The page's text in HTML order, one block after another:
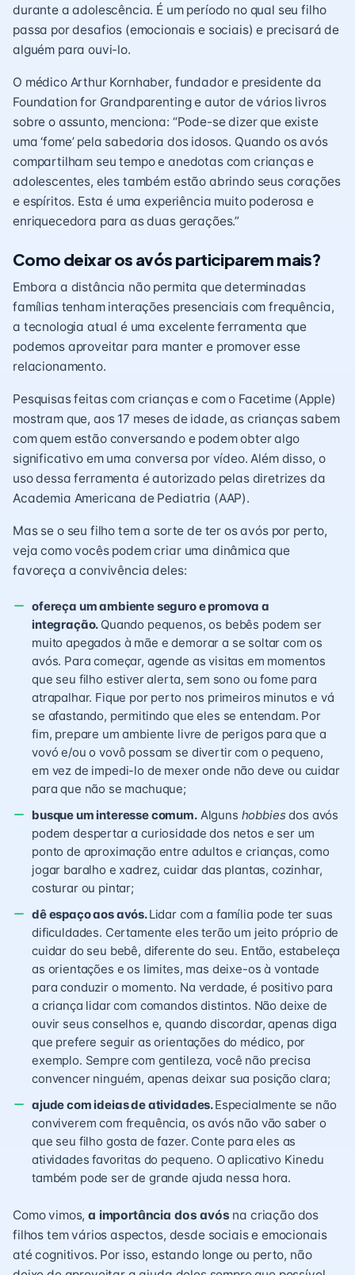
durante a adolescência. É um período no qual seu filho
passa por desafios (emocionais e sociais) e precisará de
alguém para ouvi-lo.
O médico Arthur Kornhaber, fundador e presidente da
Foundation for Grandparenting e autor de vários livros
sobre o assunto, menciona: “Pode-se dizer que existe
uma ‘fome’ pela sabedoria dos idosos. Quando os avós
compartilham seu tempo e anedotas com crianças e
adolescentes, eles também estão abrindo seus corações
e espíritos. Esta é uma experiência muito poderosa e
enriquecedora para as duas gerações.”
Como deixar os avós participarem mais?
Embora a distância não permita que determinadas
famílias tenham interações presenciais com frequência,
a tecnologia atual é uma excelente ferramenta que
podemos aproveitar para manter e promover esse
relacionamento.
Pesquisas feitas com crianças e com o Facetime (Apple)
mostram que, aos 17 meses de idade, as crianças sabem
com quem estão conversando e podem obter algo
significativo em uma conversa por vídeo. Além disso, o
uso dessa ferramenta é autorizado pelas diretrizes da
Academia Americana de Pediatria (AAP).
Mas se o seu filho tem a sorte de ter os avós por perto,
veja como vocês podem criar uma dinâmica que
favoreça a convivência deles:
ofereça um ambiente seguro e promova a
integração. Quando pequenos, os bebês podem ser
muito apegados à mãe e demorar a se soltar com os
avós. Para começar, agende as visitas em momentos
que seu filho estiver alerta, sem sono ou fome para
atrapalhar. Fique por perto nos primeiros minutos e vá
se afastando, permitindo que eles se entendam. Por
fim, prepare um ambiente livre de perigos para que a
vovó e/ou o vovô possam se divertir com o pequeno,
em vez de impedi-lo de mexer onde não deve ou cuidar
para que não se machuque;
busque um interesse comum.Alguns hobbies dos avós
podem despertar a curiosidade dos netos e ser um
ponto de aproximação entre adultos e crianças, como
jogar baralho e xadrez, cuidar das plantas, cozinhar,
costurar ou pintar;
dê espaço aos avós.Lidar com a família pode ter suas
dificuldades. Certamente eles terão um jeito próprio de
cuidar do seu bebê, diferente do seu. Então, estabeleça
as orientações e os limites, mas deixe-os à vontade
para conduzir o momento. Na verdade, é positivo para
a criança lidar com comandos distintos. Não deixe de
ouvir seus conselhos e, quando discordar, apenas diga
que prefere seguir as orientações do médico, por
exemplo. Sempre com gentileza, você não precisa
convencer ninguém, apenas deixar sua posição clara;
ajude com ideias de atividades.Especialmente se não
conviverem com frequência, os avós não vão saber o
que seu filho gosta de fazer. Conte para eles as
atividades favoritas do pequeno. O aplicativo Kinedu
também pode ser de grande ajuda nessa hora.
Como vimos,a importância dos avós na criação dos
filhos tem vários aspectos, desde sociais e emocionais
até cognitivos. Por isso, estando longe ou perto, não